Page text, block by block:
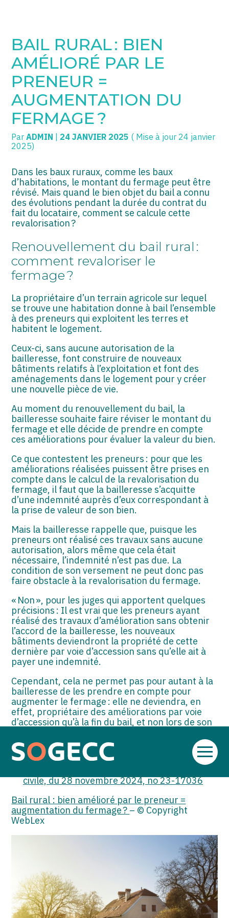
Aller
SOGECC – Noisy
SOGECC – République
SOGECC – Turbigo
COMMERÇANTS
GROUPE
SCI / LMNP
PROFESSIONS LIBÉRALES
HOLDING
EXPATRIÉ NON RÉSIDANT
IMPATRIÉ / EXPATRIÉ
SECTEUR AUDIOVISUEL
Gérer votre quotidien
Piloter votre entreprise
Développer votre entreprise
Construire votre patrimoine
Être prêt pour la facturation
électronique
BAIL RURAL : BIEN
AMÉLIORÉ PAR LE
PRENEUR =
AUGMENTATION DU
FERMAGE ?
ParADMIN 24 JANVIER 2025 ( Mise à jour 24 janvier
2025)
Dans les baux ruraux, comme les baux
d’habitations, le montant du fermage peut être
révisé. Mais quand le bien objet du bail a connu
des évolutions pendant la durée du contrat du
fait du locataire, comment se calcule cette
revalorisation ?
Renouvellement du bail rural :
comment revaloriser le
fermage ?
La propriétaire d’un terrain agricole sur lequel
se trouve une habitation donne à bail l’ensemble
à des preneurs qui exploitent les terres et
habitent le logement.
Ceux-ci, sans aucune autorisation de la
bailleresse, font construire de nouveaux
bâtiments relatifs à l’exploitation et font des
aménagements dans le logement pour y créer
une nouvelle pièce de vie.
Au moment du renouvellement du bail, la
bailleresse souhaite faire réviser le montant du
fermage et elle décide de prendre en compte
ces améliorations pour évaluer la valeur du bien.
Ce que contestent les preneurs : pour que les
améliorations réalisées puissent être prises en
compte dans le calcul de la revalorisation du
fermage, il faut que la bailleresse s’acquitte
d’une indemnité auprès d’eux correspondant à
la prise de valeur de son bien.
Mais la bailleresse rappelle que, puisque les
preneurs ont réalisé ces travaux sans aucune
autorisation, alors même que cela était
nécessaire, l’indemnité n’est pas due. La
condition de son versement ne peut donc pas
faire obstacle à la revalorisation du fermage.
« Non », pour les juges qui apportent quelques
précisions : Il est vrai que les preneurs ayant
réalisé des travaux d’amélioration sans obtenir
l’accord de la bailleresse, les nouveaux
bâtiments deviendront la propriété de cette
dernière par voie d’accession sans qu’elle ait à
payer une indemnité.
Cependant, cela ne permet pas pour autant à la
bailleresse de les prendre en compte pour
augmenter le fermage : elle ne deviendra, en
effet, propriétaire des améliorations par voie
d’accession qu’à la fin du bail, et non lors de son
Sources :
civile, du 28 novembre 2024, no 23-17036
Bail rural : bien amélioré par le preneur =
augmentation du fermage ? – © Copyright
WebLex